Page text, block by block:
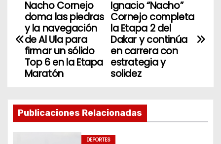
N
a
a
c
Ignacio “Nacho”
Cornejo completa
la Etapa 2 del
Dakar y continúa
en carrera con
estrategia y
solidez
Nacho Cornejo
doma las piedras
y la navegación
de Al Ula para
firmar un sólido
Top 6 en la Etapa
Maratón
Publicaciones Relacionadas
DEPORTES